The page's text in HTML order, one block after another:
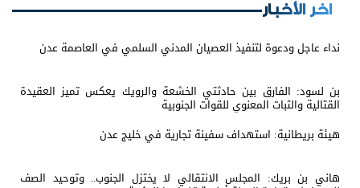
اخر الأخبار
نداء عاجل ودعوة لتنفيذ العصيان المدني السلمي في العاصمة عدن
بن لسود: الفارق بين حادثتي الخشعة والرويك يعكس تميز العقيدة
القتالية والثبات المعنوي للقوات الجنوبية
هيئة بريطانية: استهداف سفينة تجارية في خليج عدن
هاني بن بريك: المجلس الانتقالي لا يختزل الجنوب.. وتوحيد الصف